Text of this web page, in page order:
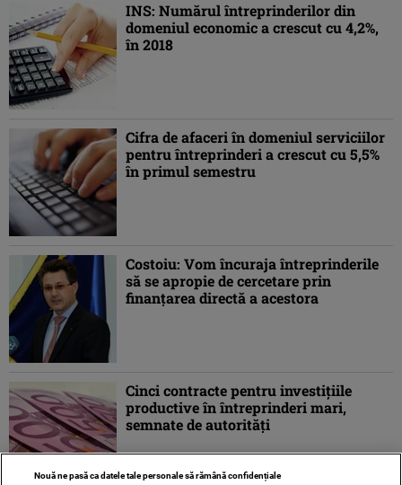
INS: Numărul întreprinderilor din
domeniul economic a crescut cu 4,2%,
în 2018
Cifra de afaceri în domeniul serviciilor
pentru întreprinderi a crescut cu 5,5%
în primul semestru
Costoiu: Vom încuraja întreprinderile
să se apropie de cercetare prin
finanţarea directă a acestora
Cinci contracte pentru investiţiile
productive în întreprinderi mari,
semnate de autorităţi
Nouă ne pasă ca datele tale personale să rămână confidențiale